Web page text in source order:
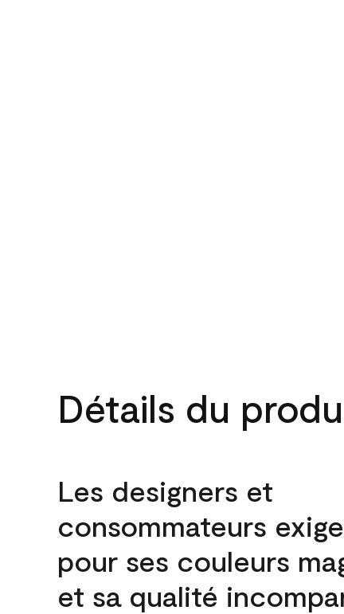
Détails du
Les designers et
consommateurs
pour ses couleurs
et sa qualité